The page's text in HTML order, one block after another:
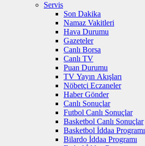
Servis
Son Dakika
Namaz Vakitleri
Hava Durumu
Gazeteler
Canlı Borsa
Canlı TV
Puan Durumu
TV Yayın Akışları
Nöbetçi Eczaneler
Haber Gönder
Canlı Sonuçlar
Futbol Canlı Sonuçlar
Basketbol Canlı Sonuçlar
Basketbol İddaa Programı
Bilardo İddaa Programı